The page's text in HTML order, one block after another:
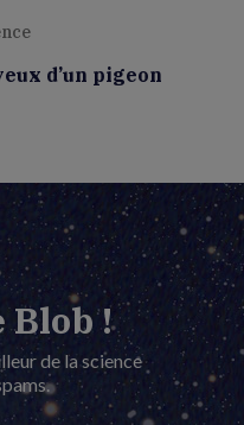
d’un pigeon
Blob !
de la science